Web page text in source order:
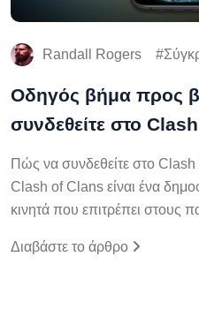
Randall Rogers
Οδηγός βήμα προς
συνδεθείτε στο
Πώς να συνδεθείτε στο
Clash of Clans είναι ένα
κινητά που επιτρέπει στους
Διαβάστε το άρθρο